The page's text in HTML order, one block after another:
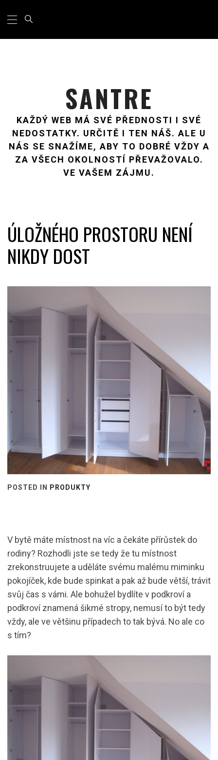
Menu
SANTRE
KAŽDÝ WEB MÁ SVÉ PŘEDNOSTI I SVÉ
NEDOSTATKY. URČITĚ I TEN NÁŠ. ALE U
NÁS SE SNAŽÍME, ABY TO DOBRÉ VŽDY A
ZA VŠECH OKOLNOSTÍ PŘEVAŽOVALO.
VE VAŠEM ZÁJMU.
ÚLOŽNÉHO PROSTORU NENÍ
NIKDY DOST
POSTED IN PRODUKTY
V bytě máte místnost na víc a čekáte přírůstek do
rodiny? Rozhodli jste se tedy že tu místnost
zrekonstruujete a uděláte svému malému miminku
pokojíček, kde bude spinkat a pak až bude větší, trávit
svůj čas s vámi. Ale bohužel bydlíte v podkroví a
podkroví znamená šikmé stropy, nemusí to být tedy
vždy, ale ve většinu případech to tak bývá. No ale co
s tím?